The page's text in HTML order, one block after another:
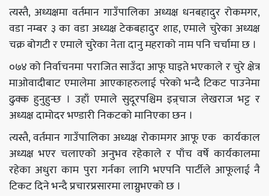
त्यस्तै, अध्यक्षमा वर्तमान गाउँपालिका अध्यक्ष धनबहादुर रोकमगर,
वडा नम्बर ३ का वडा अध्यक्ष टेकबहादुर शाह, एमाले चुरेका अध्यक्ष
चक्र बोगटी र एमाले चुरेका नेता दानु महराको नाम पनि चर्चामा छ ।
०७४ को निर्वाचनमा पराजित साउँदा आफू घाइते भएकाले र चुरे क्षेत्र
माओवादीबाट एमालेमा आएकाहरुलाई परेको भन्दै टिकट पाउनेमा
ढुक्क हुनुहुन्छ । उहाँ एमाले सुदूरपश्चिम इन्र्चाज लेखराज भट्ट र
अध्यक्ष दामोदर भण्डारी निकटको मानिएका छन ।
त्यस्तै, वर्तमान गाउँपालिका अध्यक्ष रोकामगर आफू एक कार्यकाल
अध्यक्ष भएर चलाएको अनुभव रहेकाले र पाँच वर्षे कार्यकालमा
रहेका अधुरा काम पुरा गर्नका लागि भएपनि पार्टीले आफूलाई नै
टिकट दिने भन्दै प्रचारप्रसारमा लाग्नुभएको छ ।